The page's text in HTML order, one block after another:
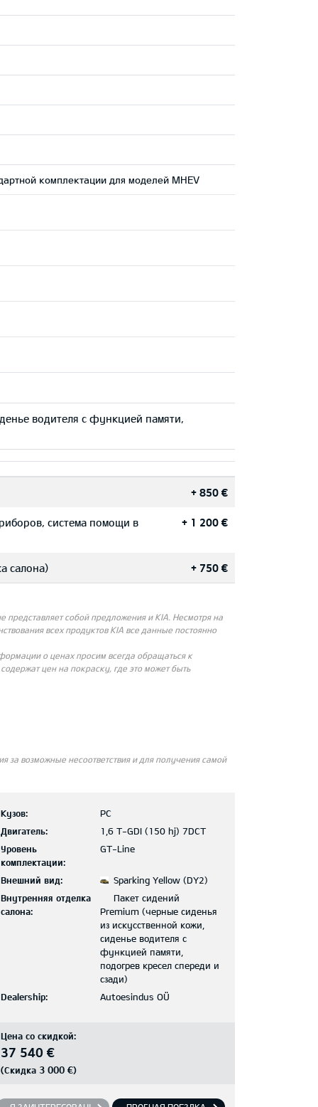
комплектации для моделей MHEV
водителя с функцией памяти,
+ 850 €
система помощи в + 1 200 €
салона) + 750 €
собой предложения и KIA. Несмотря на
всех продуктов KIA все данные постоянно
о ценах просим всегда обращаться к
цен на покраску, где это может быть
возможные несоответствия и для получения самой
Кузов:
PC
Двигатель:
1,6 T-GDI (150 hj) 7DCT
Уровень
комплектации:
GT-Line
Внешний вид:
Sparking Yellow (DY2)
Внутренняя отделка
салона:
Пакет сидений
Premium (черные сиденья
из искусственной кожи,
сиденье водителя с
функцией памяти,
подогрев кресел спереди и
сзади)
Dealership:
Autoesindus OÜ
Цена со скидкой:
37 540 €
(Скидка 3 000 €)